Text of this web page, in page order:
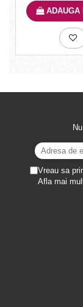
ADAUGA
Vreau sa
Afla mai